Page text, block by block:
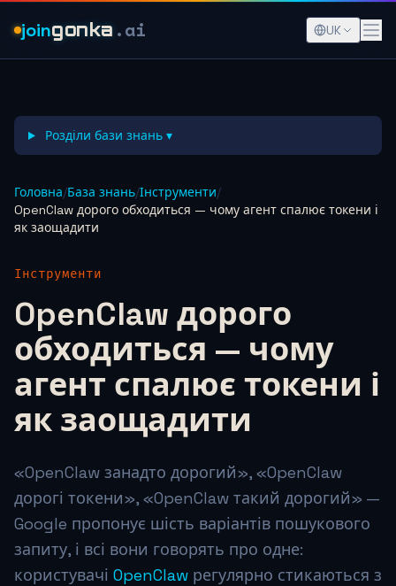
joingonka .ai UK
Розділи бази знань ▾
Головна/База знань/Інструменти/
OpenClaw дорого обходиться — чому агент спалює токени і
як заощадити
Інструменти
OpenClaw дорого
обходиться — чому
агент спалює токени і
як заощадити
«OpenClaw занадто дорогий», «OpenClaw
дорогі токени», «OpenClaw такий дорогий» —
Google пропонує шість варіантів пошукового
запиту, і всі вони говорять про одне:
користувачі OpenClaw регулярно стикаються з